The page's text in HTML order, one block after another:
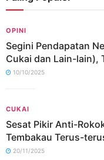
OPINI
Segini Pendapatan
Cukai dan Lain-lain),
10/10/2025
CUKAI
Sesat Pikir Anti-
Tembakau Terus-
20/11/2025